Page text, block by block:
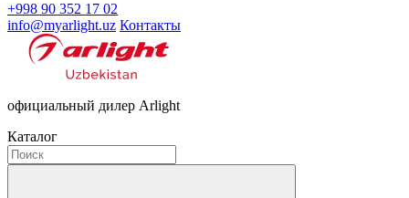
+998 90 352 17 02
info@myarlight.uz Контакты
официальный дилер Arlight
Каталог